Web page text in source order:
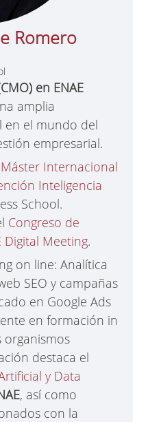
Romero
en ENAE
amplia
en el mundo del
empresarial.
Máster Internacional
Inteligencia
School.
Congreso de
Digital Meeting.
on line: Analítica
SEO y campañas
en Google Ads
en formación in
organismos
destaca el
y Data
, así como
con la